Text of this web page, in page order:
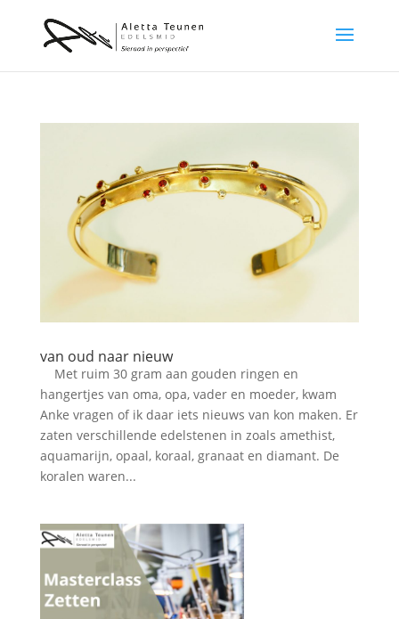
van oud naar nieuw
Met ruim 30 gram aan gouden ringen en
hangertjes van oma, opa, vader en moeder, kwam
Anke vragen of ik daar iets nieuws van kon maken. Er
zaten verschillende edelstenen in zoals amethist,
aquamarijn, opaal, koraal, granaat en diamant. De
koralen waren...